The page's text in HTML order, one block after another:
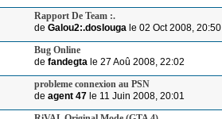
Rapport De Team :.
de Galou2:.doslouga le 02 Oct 2008, 20:50
Bug Online
de fandegta le 27 Aoû 2008, 22:02
probleme connexion au PSN
de agent 47 le 11 Juin 2008, 20:01